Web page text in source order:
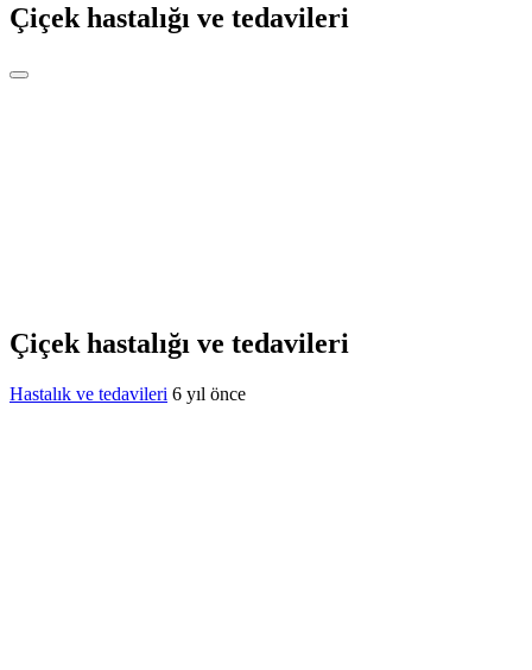
Çiçek hastalığı ve tedavileri
Çiçek hastalığı ve tedavileri
Hastalık ve tedavileri 6 yıl önce